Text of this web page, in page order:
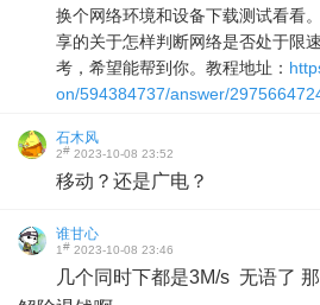
换个网络环境和设备下载测试看看
享的关于怎样判断网络是否处于限
考，希望能帮到你。教程地址：
on/594384737/answer/
石木风
2# 2023-10-08 23:52
移动？还是广电？
谁甘心
1# 2023-10-08 23:46
几个同时下都是3M/s 无语了